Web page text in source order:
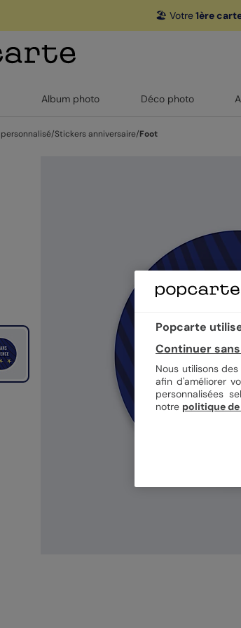
🏖️ Votre1ère
Album photo Déco photo
/Stickers anniversaire/Foot
Popcarte
Continuer
Nous utilisons
afin d'améliorer
personnalisées
notre politique